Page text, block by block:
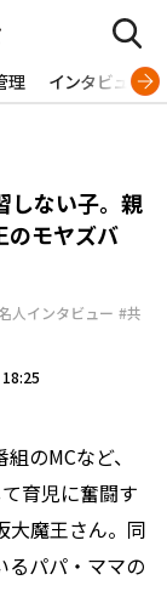
理 インタビュー
しない子。親
のモヤズバ
人インタビュー #共
のMCなど、
育児に奮闘す
大魔王さん。同
るパパ・ママの